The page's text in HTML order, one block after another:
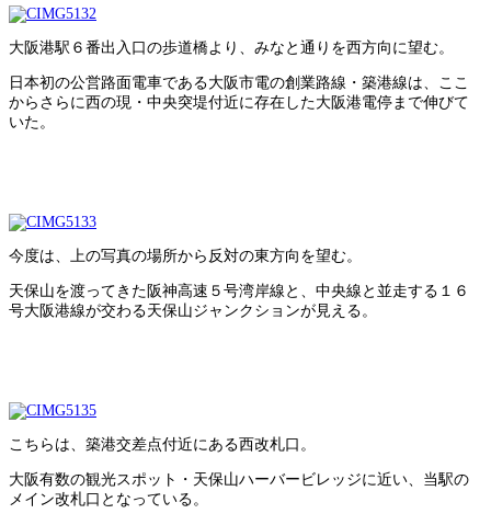
大阪港駅６番出入口の歩道橋より、みなと通りを西方向に望む。
日本初の公営路面電車である大阪市電の創業路線・築港線は、ここ
からさらに西の現・中央突堤付近に存在した大阪港電停まで伸びて
いた。
今度は、上の写真の場所から反対の東方向を望む。
天保山を渡ってきた阪神高速５号湾岸線と、中央線と並走する１６
号大阪港線が交わる天保山ジャンクションが見える。
こちらは、築港交差点付近にある西改札口。
大阪有数の観光スポット・天保山ハーバービレッジに近い、当駅の
メイン改札口となっている。